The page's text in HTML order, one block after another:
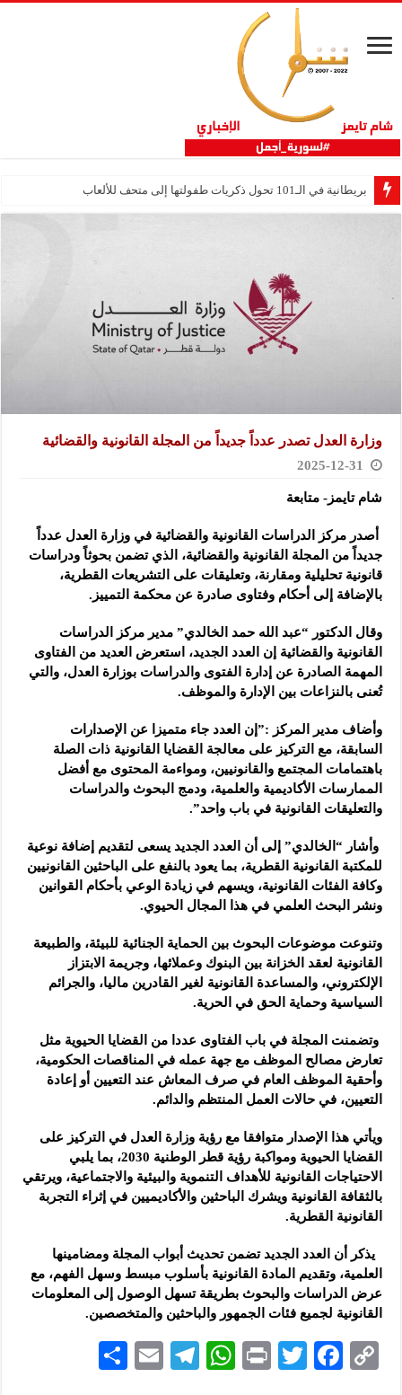
بريطانية في الـ101 تحول ذكريات طفولتها إلى متحف للألعاب
وزارة العدل تصدر عدداً جديداً من المجلة القانونية والقضائية
2025-12-31
شام تايمز- متابعة
أصدر مركز الدراسات القانونية والقضائية في وزارة العدل عدداً
جديداً من المجلة القانونية والقضائية، الذي تضمن بحوثاً ودراسات
قانونية تحليلية ومقارنة، وتعليقات على التشريعات القطرية،
بالإضافة إلى أحكام وفتاوى صادرة عن محكمة التمييز.
وقال الدكتور “عبد الله حمد الخالدي” مدير مركز الدراسات
القانونية والقضائية إن العدد الجديد، استعرض العديد من الفتاوى
المهمة الصادرة عن إدارة الفتوى والدراسات بوزارة العدل، والتي
تُعنى بالنزاعات بين الإدارة والموظف.
وأضاف مدير المركز :”إن العدد جاء متميزا عن الإصدارات
السابقة، مع التركيز على معالجة القضايا القانونية ذات الصلة
باهتمامات المجتمع والقانونيين، ومواءمة المحتوى مع أفضل
الممارسات الأكاديمية والعلمية، ودمج البحوث والدراسات
والتعليقات القانونية في باب واحد”.
وأشار “الخالدي” إلى أن العدد الجديد يسعى لتقديم إضافة نوعية
للمكتبة القانونية القطرية، بما يعود بالنفع على الباحثين القانونيين
وكافة الفئات القانونية، ويسهم في زيادة الوعي بأحكام القوانين
ونشر البحث العلمي في هذا المجال الحيوي.
وتنوعت موضوعات البحوث بين الحماية الجنائية للبيئة، والطبيعة
القانونية لعقد الخزانة بين البنوك وعملائها، وجريمة الابتزاز
الإلكتروني، والمساعدة القانونية لغير القادرين ماليا، والجرائم
السياسية وحماية الحق في الحرية.
وتضمنت المجلة في باب الفتاوى عددا من القضايا الحيوية مثل
تعارض مصالح الموظف مع جهة عمله في المناقصات الحكومية،
وأحقية الموظف العام في صرف المعاش عند التعيين أو إعادة
التعيين، في حالات العمل المنتظم والدائم.
ويأتي هذا الإصدار متوافقا مع رؤية وزارة العدل في التركيز على
القضايا الحيوية ومواكبة رؤية قطر الوطنية 2030، بما يلبي
الاحتياجات القانونية للأهداف التنموية والبيئية والاجتماعية، ويرتقي
بالثقافة القانونية ويشرك الباحثين والأكاديميين في إثراء التجربة
القانونية القطرية.
يذكر أن العدد الجديد تضمن تحديث أبواب المجلة ومضامينها
العلمية، وتقديم المادة القانونية بأسلوب مبسط وسهل الفهم، مع
عرض الدراسات والبحوث بطريقة تسهل الوصول إلى المعلومات
القانونية لجميع فئات الجمهور والباحثين والمتخصصين.
C
F
T
P
W
Te
E